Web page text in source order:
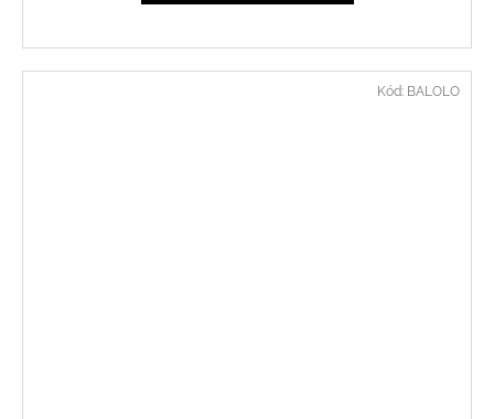
Kód: BALOLO